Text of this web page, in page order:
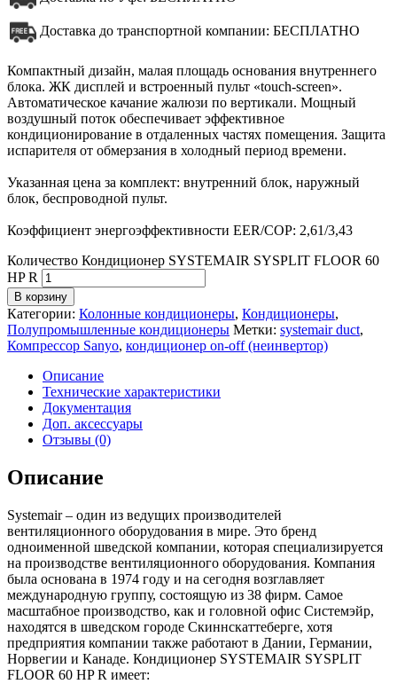
Доставка до транспортной компании: БЕСПЛАТНО
Компактный дизайн, малая площадь основания внутреннего
блока. ЖК дисплей и встроенный пульт «touch-screen».
Автоматическое качание жалюзи по вертикали. Мощный
воздушный поток обеспечивает эффективное
кондиционирование в отдаленных частях помещения. Защита
испарителя от обмерзания в холодный период времени.
Указанная цена за комплект: внутренний блок, наружный
блок, беспроводной пульт.
Коэффициент энергоэффективности EER/COP: 2,61/3,43
Количество Кондиционер SYSTEMAIR SYSPLIT FLOOR 60
HP R
В корзину
Категории: Колонные кондиционеры, Кондиционеры,
Полупромышленные кондиционеры Метки: systemair duct,
Компрессор Sanyo, кондиционер on-off (неинвертор)
Описание
Технические характеристики
Документация
Доп. аксессуары
Отзывы (0)
Описание
Systemair – один из ведущих производителей
вентиляционного оборудования в мире. Это бренд
одноименной шведской компании, которая специализируется
на производстве вентиляционного оборудования. Компания
была основана в 1974 году и на сегодня возглавляет
международную группу, состоящую из 38 фирм. Самое
масштабное производство, как и головной офис Системэйр,
находятся в шведском городе Скиннскаттеберге, хотя
предприятия компании также работают в Дании, Германии,
Норвегии и Канаде. Кондиционер SYSTEMAIR SYSPLIT
FLOOR 60 HP R имеет: